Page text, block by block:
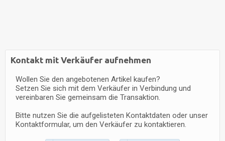
Kontakt mit Verkäufer aufnehmen
Wollen Sie den angebotenen Artikel kaufen?
Setzen Sie sich mit dem Verkäufer in Verbindung und
vereinbaren Sie gemeinsam die Transaktion.
Bitte nutzen Sie die aufgelisteten Kontaktdaten oder unser
Kontaktformular, um den Verkäufer zu kontaktieren.